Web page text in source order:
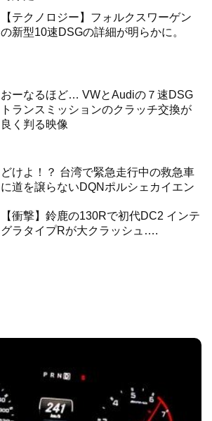
【テクノロジー】フォルクスワーゲン
の新型10速DSGの詳細が明らかに。
おーなるほど… VWとAudiの７速DSG
トランスミッションのクラッチ交換が
良く判る映像
どけよ！？ 台湾で緊急走行中の救急車
に道を譲らないDQNポルシェカイエン
【衝撃】鈴鹿の130Rで初代DC2 インテ
グラタイプRが大クラッシュ….